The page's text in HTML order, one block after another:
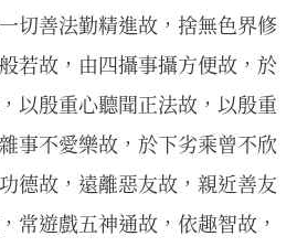
切善法勤精進故，捨無色界修
若故，由四攝事攝方便故，於
以殷重心聽聞正法故，以殷重
事不愛樂故，於下劣乘曾不欣
德故，遠離惡友故，親近善友
常遊戲五神通故，依趣智故，